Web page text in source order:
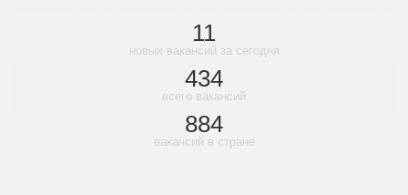
11
новых вакансий за сегодня
434
всего вакансий
884
вакансий в стране